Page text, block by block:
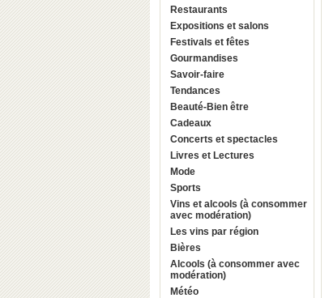
Restaurants
Expositions et salons
Festivals et fêtes
Gourmandises
Savoir-faire
Tendances
Beauté-Bien être
Cadeaux
Concerts et spectacles
Livres et Lectures
Mode
Sports
Vins et alcools (à consommer
avec modération)
Les vins par région
Bières
Alcools (à consommer avec
modération)
Météo